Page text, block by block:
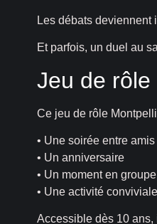
Les débats
Et parfois, un duel au
Jeu de
Ce jeu de rôle
• Une soirée entre amis
• Un anniversaire
• Un moment en groupe
• Une activité conviviale
Accessible dès 10